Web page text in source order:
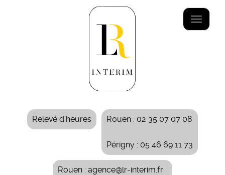
Relevé d'heures Rouen : 02 35 07 07 08
Périgny : 05 46 69 11 73
Rouen : agence@lr-interim.fr
Toggle